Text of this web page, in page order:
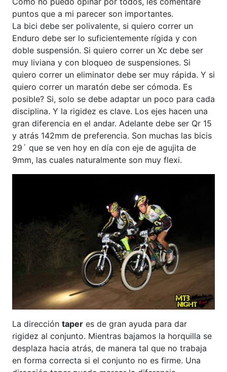
puntos que a mi parecer son importantes.
La bici debe ser polivalente, si quiero correr un
Enduro debe ser lo suficientemente rígida y con
doble suspensión. Si quiero correr un Xc debe ser
muy liviana y con bloqueo de suspensiones. Si
quiero correr un eliminator debe ser muy rápida. Y si
quiero correr un maratón debe ser cómoda. Es
posible? Si, solo se debe adaptar un poco para cada
disciplina. Y la rigidez es clave. Los ejes hacen una
gran diferencia en el andar. Adelante debe ser Qr 15
y atrás 142mm de preferencia. Son muchas las bicis
29´ que se ven hoy en día con eje de agujita de
9mm, las cuales naturalmente son muy flexi.
La dirección taper es de gran ayuda para dar
rigidez al conjunto. Mientras bajamos la horquilla se
desplaza hacia atrás, de manera tal que no trabaja
en forma correcta si el conjunto no es firme. Una